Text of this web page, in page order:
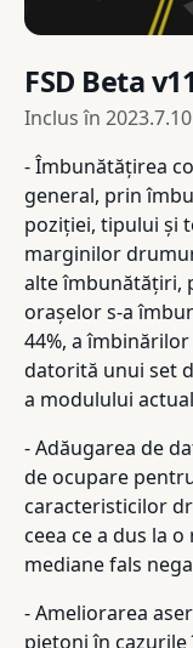
FSD Beta
Inclus în 2023.7.10
- Îmbunătățirea
general, prin
poziției, tipului și
marginilor
alte îmbunătățiri,
orașelor s-a
44%, a îmbinărilor
datorită unui set
a modulului
- Adăugarea de
de ocupare
caracteristicilor
ceea ce a dus la
mediane fals
- Ameliorarea
pietoni în